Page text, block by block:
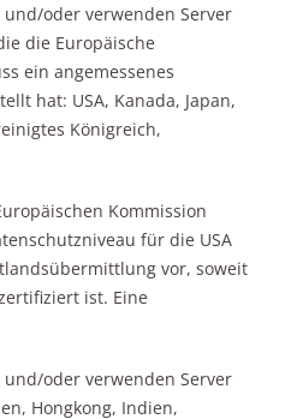
oder verwenden Server
die Europäische
ein angemessenes
hat: USA, Kanada, Japan,
Königreich,
Kommission
für die USA
vor, soweit
ist. Eine
oder verwenden Server
Hongkong, Indien,